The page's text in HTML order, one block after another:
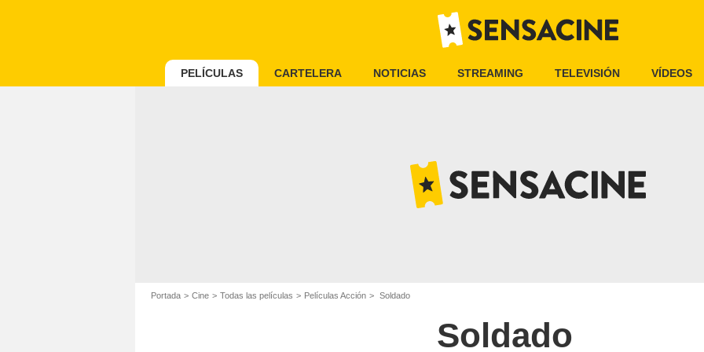
PELÍCULAS CARTELERA NOTICIAS STREAMING TELEVISIÓN VÍDEOS
Portada Cine Todas las películas Películas Acción Soldado
Soldado